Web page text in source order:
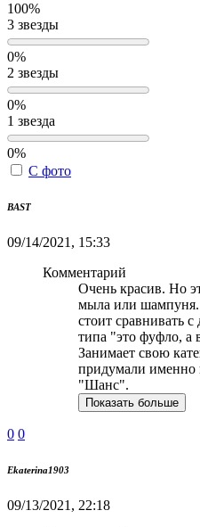
100%
3 звезды
0%
2 звезды
0%
1 звезда
0%
С фото
BAST
09/14/2021, 15:33
Комментарий
Очень красив. Но
мыла или
стоит сравнивать
типа "это фуфло, а
Занимает свою
придумали именно
"Шанс".
Показать больше
0 0
Ekaterina1903
09/13/2021, 22:18